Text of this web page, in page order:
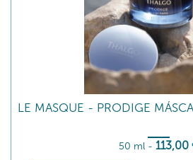
LE MASQUE - PRODIGE
50 ml - 113,00